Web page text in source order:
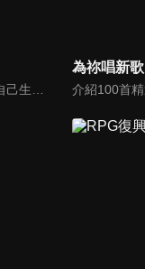
為祢唱新歌